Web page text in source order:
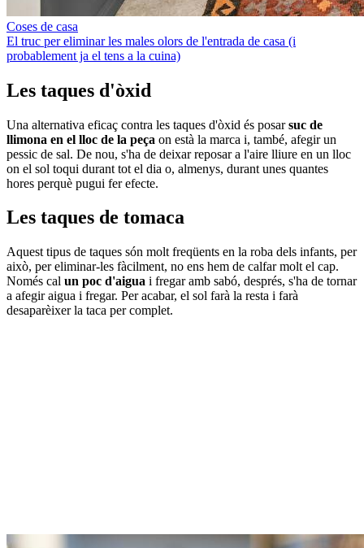
Coses de casa
El truc per eliminar les males olors de l'entrada de casa (i
probablement ja el tens a la cuina)
Les taques d'òxid
Una alternativa eficaç contra les taques d'òxid és posarsuc de
llimona en el lloc de la peça on està la marca i, també, afegir un
pessic de sal. De nou, s'ha de deixar reposar a l'aire lliure en un lloc
on el sol toqui durant tot el dia o, almenys, durant unes quantes
hores perquè pugui fer efecte.
Les taques de tomaca
Aquest tipus de taques són molt freqüents en la roba dels infants, per
això, per eliminar-les fàcilment, no ens hem de calfar molt el cap.
Només cal un poc d'aigua i fregar amb sabó, després, s'ha de tornar
a afegir aigua i fregar. Per acabar, el sol farà la resta i farà
desaparèixer la taca per complet.